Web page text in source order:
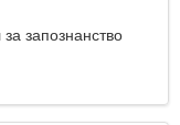
запознанство